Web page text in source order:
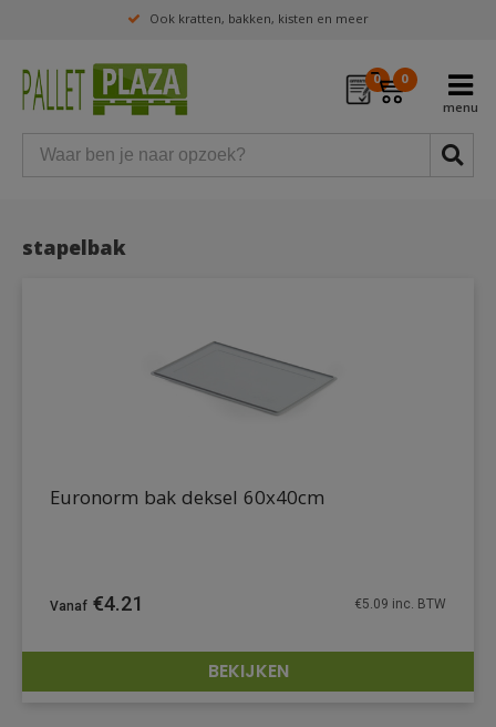
Ook kratten, bakken, kisten en meer
0 0
stapelbak
DETAILS
Euronorm bak deksel 60x40cm
€4.21 €5.09 inc. BTW
BEKIJKEN